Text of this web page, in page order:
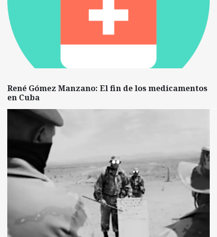
René Gómez Manzano: El fin de los medicamentos
en Cuba